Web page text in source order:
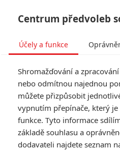
Centrum předvoleb
Účely a funkce
Shromažďování a
nebo odmítnou najednou
můžete přizpůsobit
vypnutím přepínače, který
funkce. Tyto informace
základě souhlasu a
dodavateli najdete seznam